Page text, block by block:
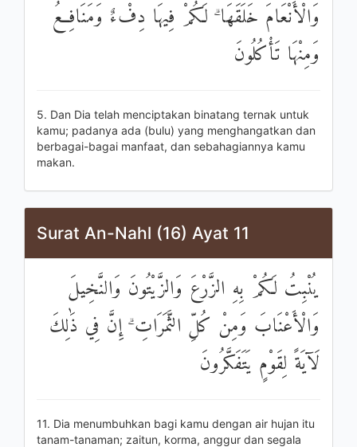
وَالْأَنْعَامَ خَلَقَهَا ۗ لَكُمْ فِيهَا دِفْءٌ وَمَنَافِعُ
وَمِنْهَا تَأْكُلُونَ
5. Dan Dia telah menciptakan binatang ternak untuk
kamu; padanya ada (bulu) yang menghangatkan dan
berbagai-bagai manfaat, dan sebahagiannya kamu
makan.
Surat An-Nahl (16) Ayat 11
يُنْبِتُ لَكُمْ بِهِ الزَّرْعَ وَالزَّيْتُونَ وَالنَّخِيلَ
وَالْأَعْنَابَ وَمِنْ كُلِّ الثَّمَرَاتِ ۗ إِنَّ فِي ذَٰلِكَ
لَآيَةً لِقَوْمٍ يَتَفَكَّرُونَ
11. Dia menumbuhkan bagi kamu dengan air hujan itu
tanam-tanaman; zaitun, korma, anggur dan segala